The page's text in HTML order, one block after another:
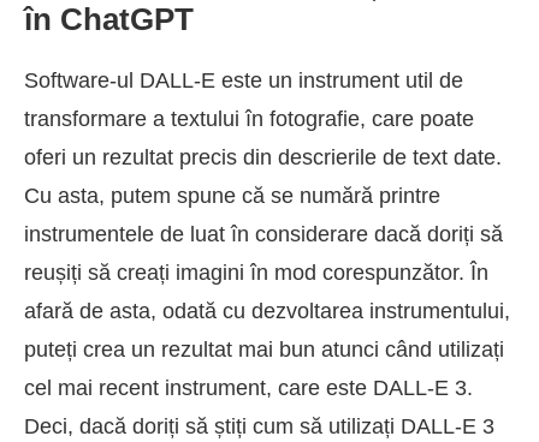
în ChatGPT
Software-ul DALL-E este un instrument util de
transformare a textului în fotografie, care poate
oferi un rezultat precis din descrierile de text date.
Cu asta, putem spune că se numără printre
instrumentele de luat în considerare dacă doriți să
reușiți să creați imagini în mod corespunzător. În
afară de asta, odată cu dezvoltarea instrumentului,
puteți crea un rezultat mai bun atunci când utilizați
cel mai recent instrument, care este DALL-E 3.
Deci, dacă doriți să știți cum să utilizați DALL-E 3